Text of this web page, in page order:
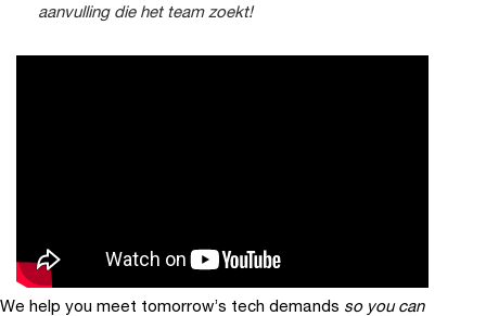
aanvulling die het team zoekt!
We help you meet tomorrow’s tech demands so you can